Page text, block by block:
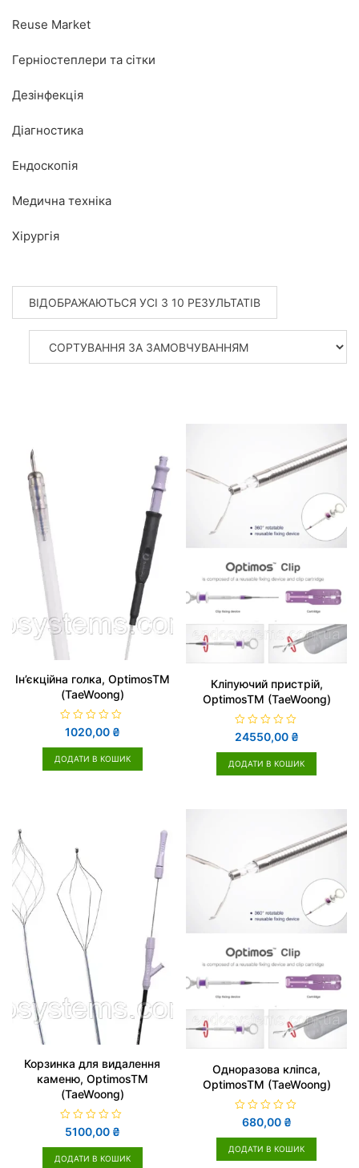
Reuse Market
Герніостеплери та сітки
Дезінфекція
Діагностика
Ендоскопія
Медична техніка
Хірургія
ВІДОБРАЖАЮТЬСЯ УСІ З 10 РЕЗУЛЬТАТІВ
Ін’єкційна голка, OptimosTM
(TaeWoong)
О
і
н
1020,00 ₴
ДОДАТИ В КОШИК
Кліпуючий пристрій,
OptimosTM (TaeWoong)
О
ц
і
н
24550,00 ₴
ДОДАТИ В КОШИК
Корзинка для видалення
каменю, OptimosTM
(TaeWoong)
О
і
н
5100,00 ₴
ДОДАТИ В КОШИК
Одноразова кліпса,
OptimosTM (TaeWoong)
і
н
680,00 ₴
ДОДАТИ В КОШИК